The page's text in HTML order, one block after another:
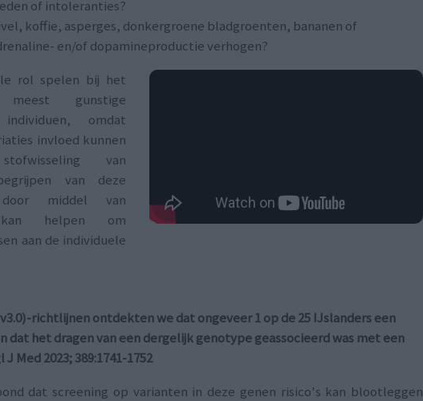
of intoleranties?
koffie, asperges, donkergroene bladgroenten, bananen of
en/of dopamineproductie verhogen?
rol spelen bij het
gunstige
omdat
invloed kunnen
van
van deze
door middel van
helpen om
aan de individuele
v3.0)-richtlijnen ontdekten we dat ongeveer 1 op de 25 IJslanders een
dat het dragen van een dergelijk genotype geassocieerd was met een
Med 2023; 389:1741-1752
dat screening op varianten in deze genen risico's kan blootleggen